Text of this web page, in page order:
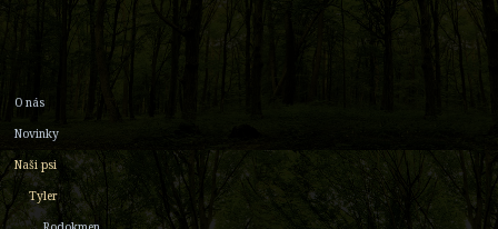
O nás
Novinky
Naši psi
Tyler